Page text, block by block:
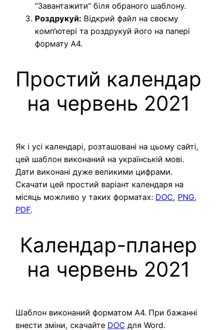
“Завантажити” біля обраного шаблону.
Роздрукуй: Відкрий файл на своєму
комп’ютері та роздрукуй його на папері
формату А4.
Простий календар
на червень 2021
Як і усі календарі, розташовані на цьому сайті,
цей шаблон виконаний на українській мові.
Дати виконані дуже великими цифрами.
Скачати цей простий варіант календаря на
місяць можливо у таких форматах: DOC, PNG,
PDF.
Календар-планер
на червень 2021
Шаблон виконаний форматом А4. При бажанні
внести зміни, скачайте DOC для Word.